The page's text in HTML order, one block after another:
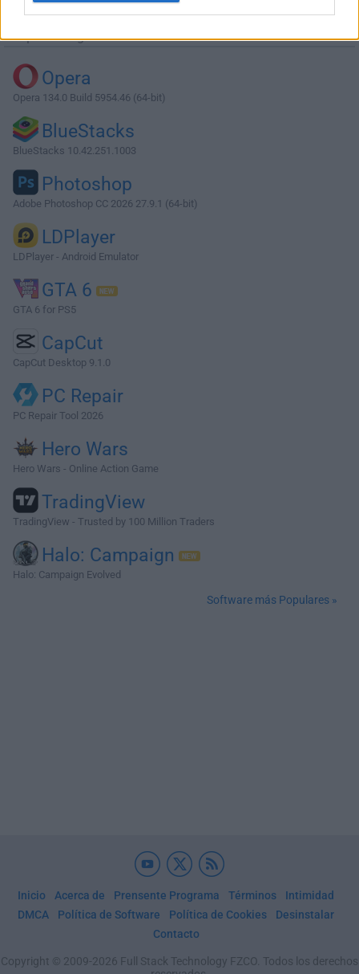
información)
Top Descargas
Opera
Opera 134.0 Build 5954.46 (64-bit)
BlueStacks
BlueStacks 10.42.251.1003
Photoshop
Adobe Photoshop CC 2026 27.9.1 (64-bit)
LDPlayer
LDPlayer - Android Emulator
GTA 6
GTA 6 for PS5
CapCut
CapCut Desktop 9.1.0
PC Repair
PC Repair Tool 2026
Hero Wars
Hero Wars - Online Action Game
TradingView
TradingView - Trusted by 100 Million Traders
Halo: Campaign
Halo: Campaign Evolved
Software más Populares »
Inicio Acerca de Prensente Programa Términos
Intimidad
DMCA
Política de Software Política de Cookies
Desinstalar
Contacto
Copyright © 2009-2026 Full Stack Technology FZCO. Todos los derechos